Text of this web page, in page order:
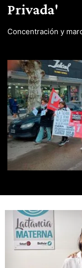
Privada'
Concentración y